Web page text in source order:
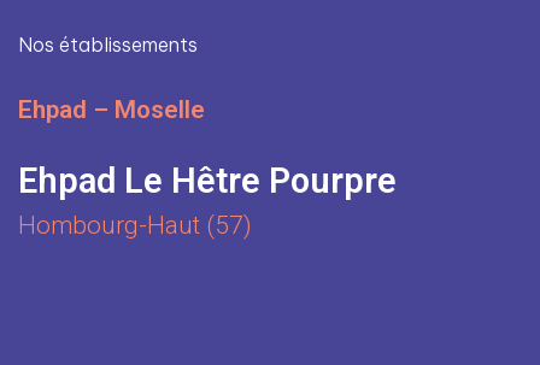
Nos établissements
Ehpad – Moselle
Ehpad Le Hêtre Pourpre
Hombourg-Haut (57)